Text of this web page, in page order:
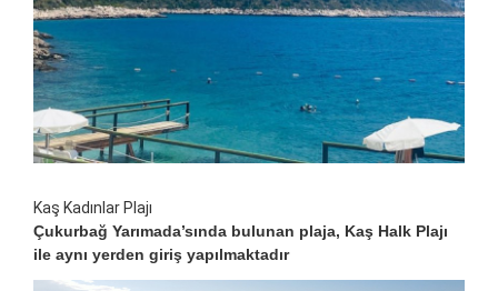
Kaş Kadınlar Plajı
Çukurbağ Yarımada’sında bulunan plaja, Kaş Halk Plajı
ile aynı yerden giriş yapılmaktadır